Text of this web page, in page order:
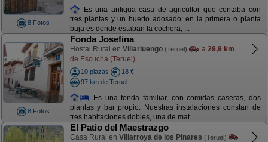
8 Fotos
Es una antigua casa de agricultor que contaba con
tres plantas y un huerto adosado: en la primera o planta
baja es donde estaban la cochera, ...
8 Fotos
Fonda Josefina
Hostal Rural en Villarluengo (Teruel) a 29,9 km
de Escucha (Teruel)
10 plazas
18 €
97 km de Teruel
Es una fonda familiar, con comidas caseras, dos
plantas y bar propio. Nuestras instalaciones constan de
tres habitaciones dobles, una de mat ...
El Patio del Maestrazgo
Casa Rural en Villarroya de los Pinares (Teruel)